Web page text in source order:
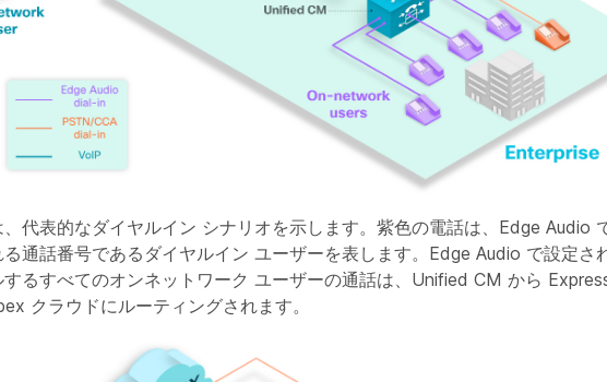
、代表的なダイヤルイン シナリオを示します。紫色の電話は、Edge Audio
る通話番号であるダイヤルイン ユーザーを表します。Edge Audio で設定さ
するすべてのオンネットワーク ユーザーの通話は、Unified CM から
クラウドにルーティングされます。